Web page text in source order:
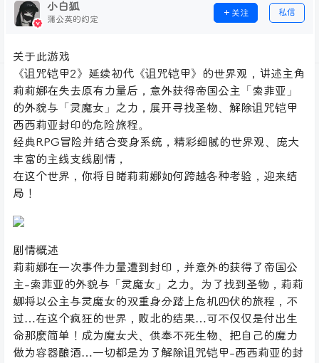
小白狐
蒲公英的约定
关注 私信
关于此游戏
《诅咒铠甲2》延续初代《诅咒铠甲》的世界观，讲述主角
莉莉娜在失去原有力量后，意外获得帝国公主「索菲亚」
的外貌与「灵魔女」之力，展开寻找圣物、解除诅咒铠甲
西西莉亚封印的危险旅程。
经典RPG冒险并结合变身系统，精彩细腻的世界观、庞大
丰富的主线支线剧情，
在这个世界，你将目睹莉莉娜如何跨越各种考验，迎来结
局！
剧情概述
莉莉娜在一次事件力量遭到封印，并意外的获得了帝国公
主-索菲亚的外貌与「灵魔女」之力。为了找到圣物，莉莉
娜将以公主与灵魔女的双重身分踏上危机四伏的旅程，不
过…在这个疯狂的世界，败北的结果…可不仅仅是付出生
命那麽简单！成为魔女犬、供奉不死生物、把自己的魔力
做为容器酿酒…一切都是为了解除诅咒铠甲-西西莉亚的封